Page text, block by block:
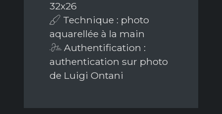
32x26
Technique : photo
aquarellée à la main
Authentification :
authentication sur photo
de Luigi Ontani